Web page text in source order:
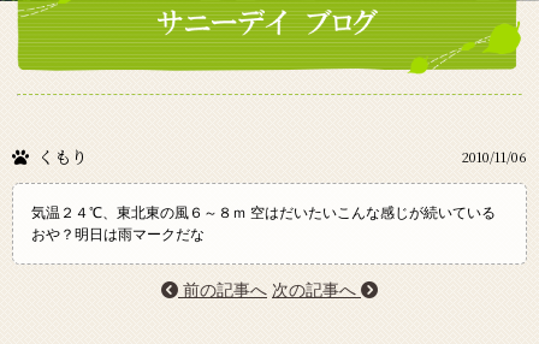
くもり 2010/11/06
気温２４℃、東北東の風６～８ｍ 空はだいたいこんな感じが続いている
おや？明日は雨マークだな
前の記事へ 次の記事へ